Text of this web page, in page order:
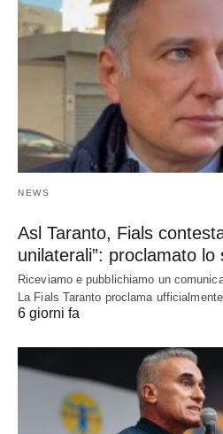
NEWS
Asl Taranto, Fials
unilaterali”: proclamato
Riceviamo e pubblichiamo un
La Fials Taranto proclama
6 giorni fa